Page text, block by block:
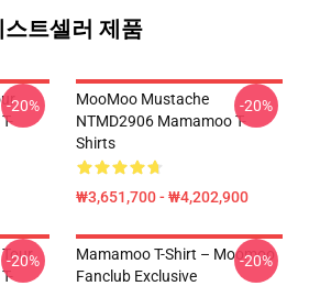
스트셀러 제품
-20%
MooMoo Mustache
NTMD2906 Mamamoo T-
Shirts
₩3,651,700 - ₩4,202,900
-20%
-20%
Mamamoo T-Shirt – Moomoo
Fanclub Exclusive
-20%